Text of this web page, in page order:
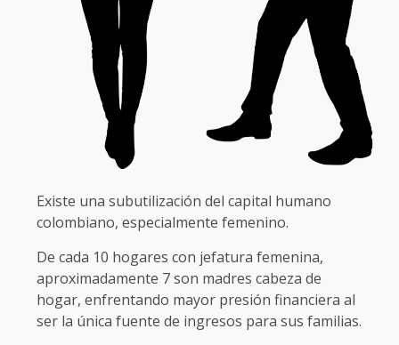
Existe una subutilización del capital humano
colombiano, especialmente femenino.
De cada 10 hogares con jefatura femenina,
aproximadamente 7 son madres cabeza de
hogar, enfrentando mayor presión financiera al
ser la única fuente de ingresos para sus familias.